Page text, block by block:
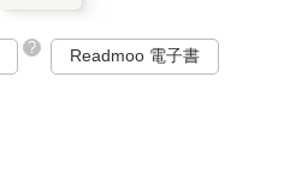
? Readmoo 電子書